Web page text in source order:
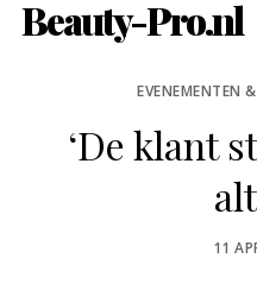
Beauty-Pro.nl
EVENEMENTEN
‘De klant
11